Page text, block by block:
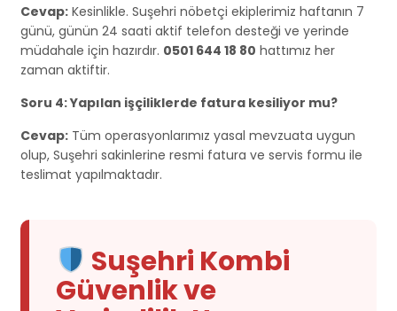
Cevap: Kesinlikle. Suşehri nöbetçi ekiplerimiz haftanın 7
günü, günün 24 saati aktif telefon desteği ve yerinde
müdahale için hazırdır. 0501 644 18 80 hattımız her
zaman aktiftir.
Soru 4: Yapılan işçiliklerde fatura kesiliyor mu?
Cevap: Tüm operasyonlarımız yasal mevzuata uygun
olup, Suşehri sakinlerine resmi fatura ve servis formu ile
teslimat yapılmaktadır.
Suşehri Kombi
Güvenlik ve